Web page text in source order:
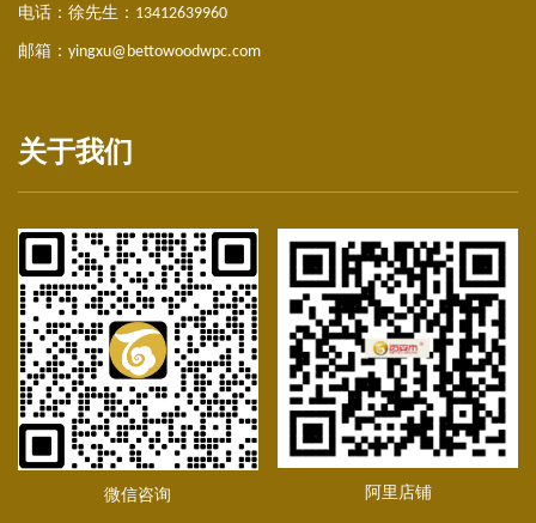
塑木护栏|塑木围栏
电话：徐先生： 13412639960
邮箱： yingxu@bettowoodwpc.com
关于我们
微信咨询 阿里店铺